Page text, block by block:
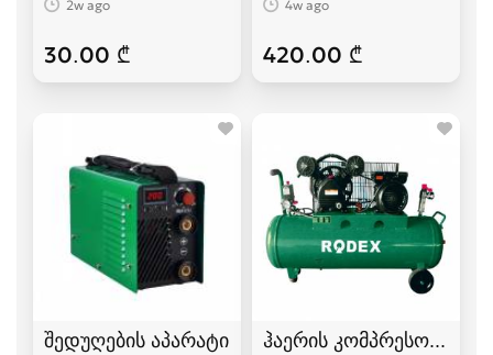
2w ago
30.00 ₾
4w ago
420.00 ₾
შედუღების აპარატი ჰაერის კომპრესორი